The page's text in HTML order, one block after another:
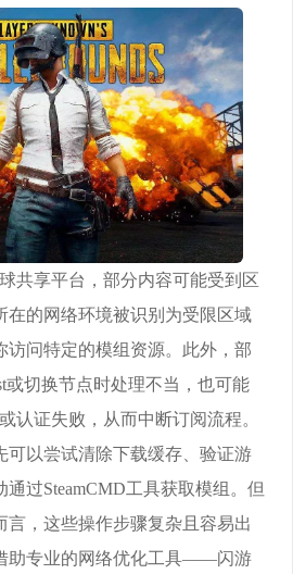
共享平台，部分内容可能受到区
在的网络环境被识别为受限区域
访问特定的模组资源。此外，部
或切换节点时处理不当，也可能
认证失败，从而中断订阅流程。
可以尝试清除下载缓存、验证游
过SteamCMD工具获取模组。但
言，这些操作步骤复杂且容易出
助专业的网络优化工具——闪游